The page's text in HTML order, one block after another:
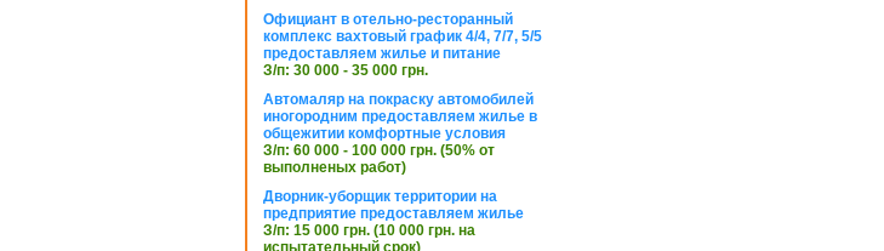
Официант в отельно-ресторанный
комплекс вахтовый график 4/4, 7/7, 5/5
предоставляем жилье и питание
З/п: 30 000 - 35 000 грн.
Автомаляр на покраску автомобилей
иногородним предоставляем жилье в
общежитии комфортные условия
З/п: 60 000 - 100 000 грн. (50% от
выполненых работ)
Дворник-уборщик территории на
предприятие предоставляем жилье
З/п: 15 000 грн. (10 000 грн. на
испытательный срок)